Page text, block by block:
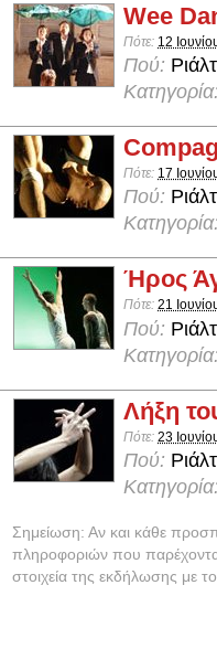
Wee
Πότε: 12
Πού:
Κατηγορία:
Πότε: 17
Πού:
Κατηγορία:
Ήρος
Πότε: 21
Πού:
Κατηγορία:
Λήξη
Πότε: 23
Πού:
Κατηγορία:
Σημείωση: Αν και κάθε
πληροφοριών που
στοιχεία της εκδήλωσης με